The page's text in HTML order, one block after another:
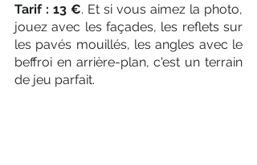
Tarif : 13 €. Et si vous aimez la photo,
jouez avec les façades, les reflets sur
les pavés mouillés, les angles avec le
beffroi en arrière-plan, c'est un terrain
de jeu parfait.